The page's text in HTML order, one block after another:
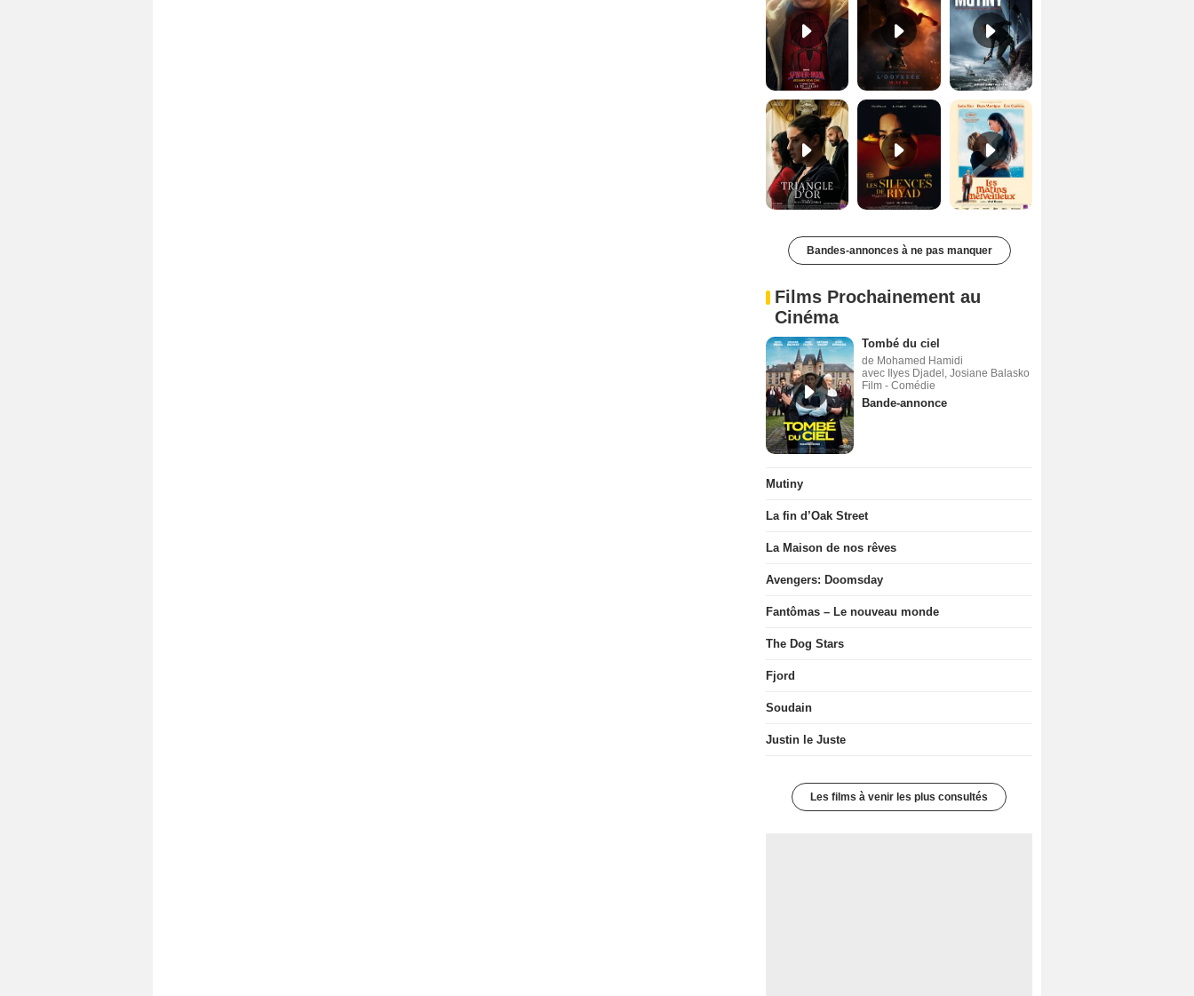
Les Silences de Riyad Bande-annonce VO STFR Les Matins merveilleux Bande-annonce VF
Bandes-annonces à ne pas manquer
Films Prochainement au
Cinéma
Tombé du ciel
de Mohamed Hamidi
avec Ilyes Djadel, Josiane Balasko
Film - Comédie
Bande-annonce
Mutiny
La fin d’Oak Street
La Maison de nos rêves
Avengers: Doomsday
Fantômas – Le nouveau monde
The Dog Stars
Fjord
Soudain
Justin le Juste
Les films à venir les plus consultés